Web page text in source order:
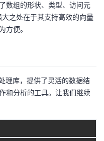
数组的形状、类型、访问元
之处在于其支持高效的向量
方便。
理库，提供了灵活的数据结
和分析的工具。让我们继续